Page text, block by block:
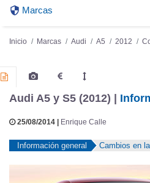
Marcas
Inicio Marcas Audi A5 2012
Audi A5 y S5 (2012) |
25/08/2014 | Enrique Calle
Información general Cambios en